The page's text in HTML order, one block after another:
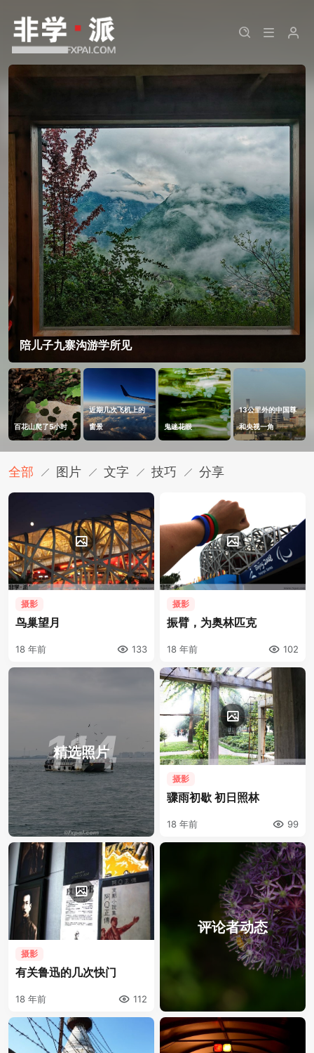
陪儿子九寨沟游学所见
百花山爬了5小时
近期几次飞机上的
窗景
鬼迷花眼
13公里外的中国尊
和央视一角
全部 图片 文字 技巧 分享
摄影
鸟巢望月
18 年前 133
摄影
振臂，为奥林匹克
18 年前 102
114
精选照片
摄影
骤雨初歇 初日照林
18 年前 99
摄影
有关鲁迅的几次快门
18 年前 112
评论者动态